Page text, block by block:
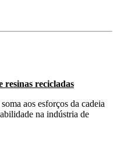
resinas recicladas
aos esforços da cadeia
na indústria de